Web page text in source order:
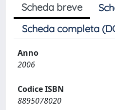
Scheda breve
Scheda completa
Anno
2006
Codice ISBN
8895078020